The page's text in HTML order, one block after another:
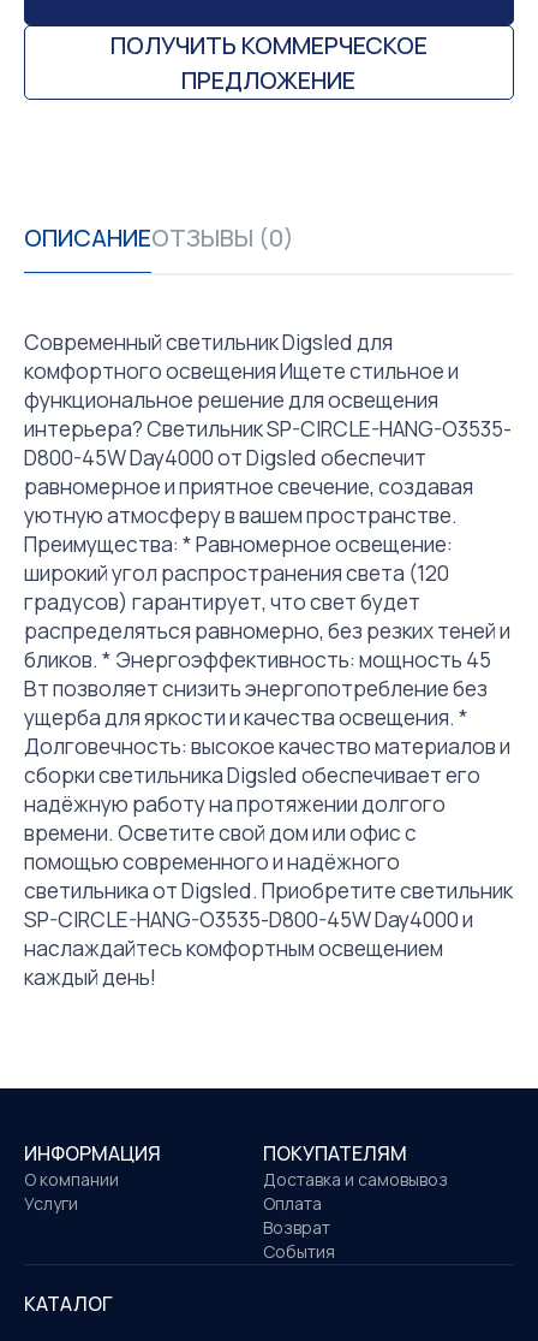
ПОЛУЧИТЬ КОММЕРЧЕСКОЕ
ПРЕДЛОЖЕНИЕ
ОПИСАНИЕОТЗЫВЫ (0)
Современный светильник Digsled для
комфортного освещения Ищете стильное и
функциональное решение для освещения
интерьера? Светильник SP-CIRCLE-HANG-O3535-
D800-45W Day4000 от Digsled обеспечит
равномерное и приятное свечение, создавая
уютную атмосферу в вашем пространстве.
Преимущества: * Равномерное освещение:
широкий угол распространения света (120
градусов) гарантирует, что свет будет
распределяться равномерно, без резких теней и
бликов. * Энергоэффективность: мощность 45
Вт позволяет снизить энергопотребление без
ущерба для яркости и качества освещения. *
Долговечность: высокое качество материалов и
сборки светильника Digsled обеспечивает его
надёжную работу на протяжении долгого
времени. Осветите свой дом или офис с
помощью современного и надёжного
светильника от Digsled. Приобретите светильник
SP-CIRCLE-HANG-O3535-D800-45W Day4000 и
наслаждайтесь комфортным освещением
каждый день!
ИНФОРМАЦИЯ
О компании
Услуги
ПОКУПАТЕЛЯМ
Доставка и самовывоз
Оплата
Возврат
События
КАТАЛОГ